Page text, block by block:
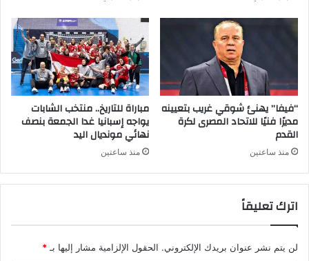
“فيفا” يهنئ شوقي غريب بتعيينه
مديرًا فنيًا للاتحاد المصرى لكرة
القدم
منذ ساعتين
مباراة للتاريخ.. منتخب الشابات
يواجه إسبانيا غدا الجمعة بنصف
نهائي مونديال اليد
منذ ساعتين
اترك تعليقاً
لن يتم نشر عنوان بريدك الإلكتروني. الحقول الإلزامية مشار إليها بـ *